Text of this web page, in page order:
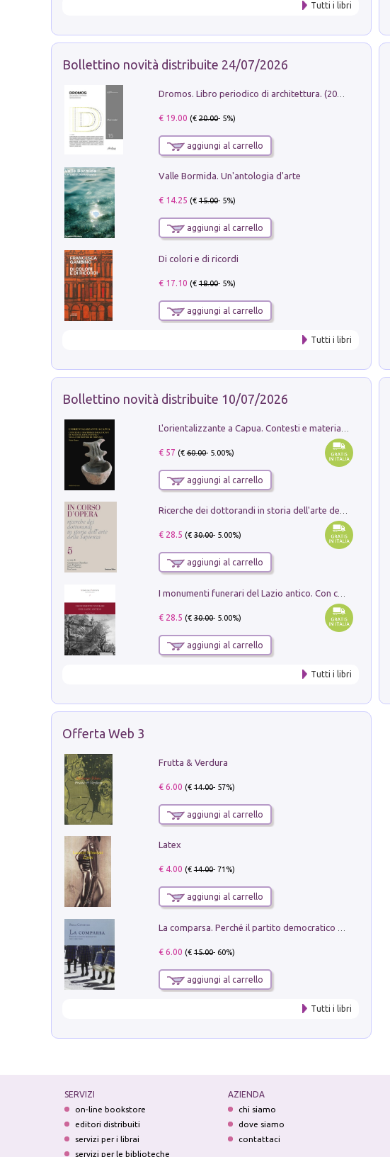
Tutti i libri
Bollettino novità distribuite 24/07/2026
Dromos. Libro periodico di architettura. (2026). Vol. 15: Post-model
€ 19.00 (€20.00- 5%)
aggiungi al carrello
Valle Bormida. Un'antologia d'arte
€ 14.25 (€15.00- 5%)
aggiungi al carrello
Di colori e di ricordi
€ 17.10 (€18.00- 5%)
aggiungi al carrello
Tutti i libri
Bollettino novità distribuite 10/07/2026
€ 57 (€60.00- 5.00%)
aggiungi al carrello
Ricerche dei dottorandi in storia dell'arte della Sapienza
€ 28.5 (€30.00- 5.00%)
aggiungi al carrello
I monumenti funerari del Lazio antico. Con cartella con tavole
€ 28.5 (€30.00- 5.00%)
aggiungi al carrello
Tutti i libri
Offerta Web 3
Frutta & Verdura
€ 6.00 (€14.00- 57%)
aggiungi al carrello
Latex
€ 4.00 (€14.00- 71%)
aggiungi al carrello
€ 6.00 (€15.00- 60%)
aggiungi al carrello
Tutti i libri
SERVIZI
on-line bookstore
editori distribuiti
servizi per i librai
servizi per le biblioteche
AZIENDA
chi siamo
dove siamo
contattaci